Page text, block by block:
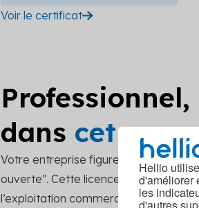
Hellio
d'améliorer
les
d'autres
Voir le certificat
dans cet
Votre entreprise figure dans cet
ouverte". Cette licence encourage la
l’exploitation commerciale. Pour